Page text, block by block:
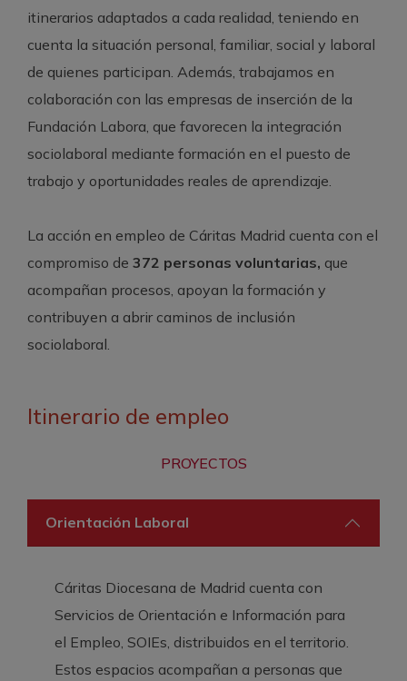
itinerarios adaptados a cada realidad, teniendo en
cuenta la situación personal, familiar, social y laboral
de quienes participan. Además, trabajamos en
colaboración con las empresas de inserción de la
Fundación Labora, que favorecen la integración
sociolaboral mediante formación en el puesto de
trabajo y oportunidades reales de aprendizaje.
La acción en empleo de Cáritas Madrid cuenta con el
compromiso de 372 personas voluntarias, que
acompañan procesos, apoyan la formación y
contribuyen a abrir caminos de inclusión
sociolaboral.
Itinerario de empleo
PROYECTOS
Orientación Laboral
Cáritas Diocesana de Madrid cuenta con
Servicios de Orientación e Información para
el Empleo, SOIEs, distribuidos en el territorio.
Estos espacios acompañan a personas que